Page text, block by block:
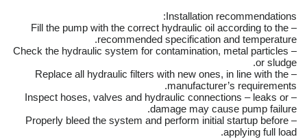
Installation recommendations:
– Fill the pump with the correct hydraulic oil according to the
recommended specification and temperature.
– Check the hydraulic system for contamination, metal particles
or sludge.
– Replace all hydraulic filters with new ones, in line with the
manufacturer’s requirements.
– Inspect hoses, valves and hydraulic connections – leaks or
damage may cause pump failure.
– Properly bleed the system and perform initial startup before
applying full load.